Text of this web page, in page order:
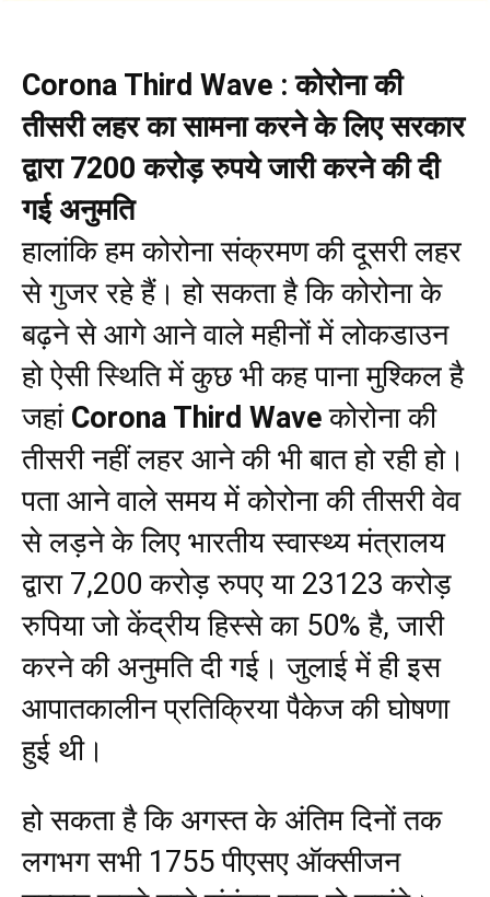
Corona Third Wave : कोरोना की
तीसरी लहर का सामना करने के लिए सरकार
द्वारा 7200 करोड़ रुपये जारी करने की दी
गई अनुमति
हालांकि हम कोरोना संक्रमण की दूसरी लहर
से गुजर रहे हैं। हो सकता है कि कोरोना के
बढ़ने से आगे आने वाले महीनों में लोकडाउन
हो ऐसी स्थिति में कुछ भी कह पाना मुश्किल है
जहां Corona Third Waveकोरोना की
तीसरी नहीं लहर आने की भी बात हो रही हो।
पता आने वाले समय में कोरोना की तीसरी वेव
से लड़ने के लिए भारतीय स्वास्थ्य मंत्रालय
द्वारा 7,200 करोड़ रुपए या 23123 करोड़
रुपिया जो केंद्रीय हिस्से का 50% है, जारी
करने की अनुमति दी गई। जुलाई में ही इस
आपातकालीन प्रतिक्रिया पैकेज की घोषणा
हुई थी।
हो सकता है कि अगस्त के अंतिम दिनों तक
लगभग सभी 1755 पीएसए ऑक्सीजन